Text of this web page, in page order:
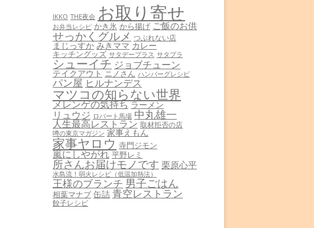
IKKO THE夜会 お取り寄せ
お弁当レシピ かき氷 から揚げ ご飯のお供
せっかくグルメ つぶれない店
まじっすか みきママ カレー
キッチングッズ サタデープラス サタプラ
シューイチ ジョブチューン
テイクアウト ニノさん ハンバーグレシピ
パン屋 ヒルナンデス
マツコの知らない世界
メレンゲの気持ち ラーメン
リュウジ ロバート馬場 中丸雄一
人生最高レストラン 取材拒否の店
噂の東京マガジン 家事えもん
家事ヤロウ 寺門ジモン
嵐にしやがれ 平野レミ
所さんお届けモノです 栗原心平
水島流！弱火レシピ（低温加熱法）
王様のブランチ 男子ごはん
相葉マナブ 缶詰 青空レストラン
餃子レシピ